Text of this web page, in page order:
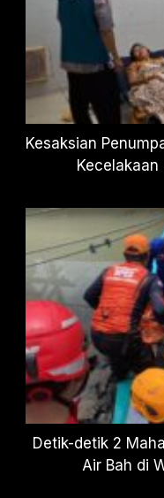
Kesaksian
Kecelakaan
Detik-detik 2
Air Bah di